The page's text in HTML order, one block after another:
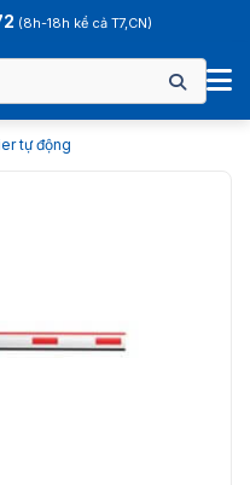
(8h-18h kể cả T7,CN)
tự động